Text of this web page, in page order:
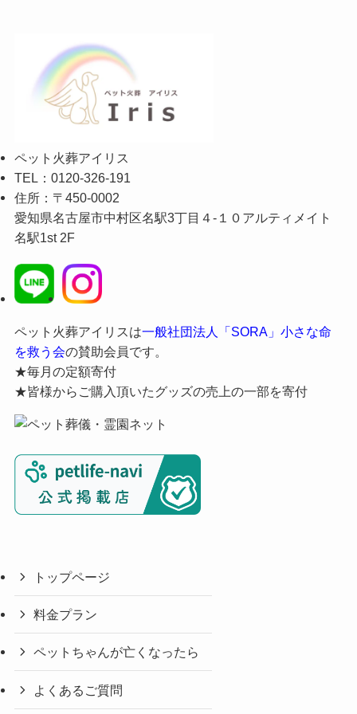
ペット火葬アイリス
TEL：0120-326-191
住所：〒450-0002
愛知県名古屋市中村区名駅3丁目４-１０アルティメイト
名駅1st 2F
ペット火葬アイリスは一般社団法人「SORA」小さな命
を救う会の賛助会員です。
★毎月の定額寄付
★皆様からご購入頂いたグッズの売上の一部を寄付
トップページ
料金プラン
ペットちゃんが亡くなったら
よくあるご質問